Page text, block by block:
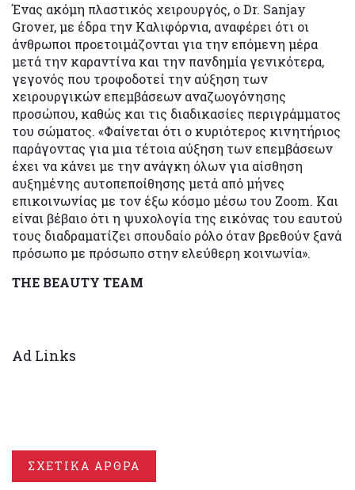
Ένας ακόμη πλαστικός χειρουργός, ο Dr. Sanjay
Grover, με έδρα την Καλιφόρνια, αναφέρει ότι οι
άνθρωποι προετοιμάζονται για την επόμενη μέρα
μετά την καραντίνα και την πανδημία γενικότερα,
γεγονός που τροφοδοτεί την αύξηση των
χειρουργικών επεμβάσεων αναζωογόνησης
προσώπου, καθώς και τις διαδικασίες περιγράμματος
του σώματος. «Φαίνεται ότι ο κυριότερος κινητήριος
παράγοντας για μια τέτοια αύξηση των επεμβάσεων
έχει να κάνει με την ανάγκη όλων για αίσθηση
αυξημένης αυτοπεποίθησης μετά από μήνες
επικοινωνίας με τον έξω κόσμο μέσω του Zoom. Και
είναι βέβαιο ότι η ψυχολογία της εικόνας του εαυτού
τους διαδραματίζει σπουδαίο ρόλο όταν βρεθούν ξανά
πρόσωπο με πρόσωπο στην ελεύθερη κοινωνία».
THE BEAUTY TEAM
Ad Links
ΣΧΕΤΙΚΑ ΑΡΘΡΑ